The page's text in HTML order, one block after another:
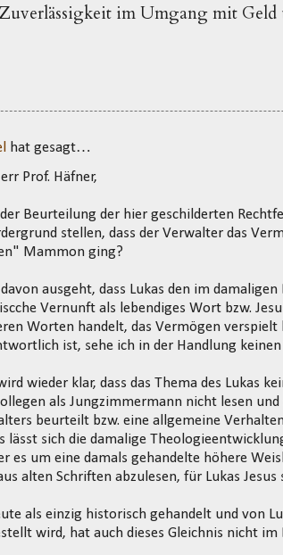
im Umgang mit
hat gesagt…
Prof. Häfner,
Beurteilung der hier geschilderten
stellen, dass der Verwalter das
Mammon ging?
ausgeht, dass Lukas den im
Vernunft als lebendiges Wort bzw.
Worten handelt, das Vermögen
ist, sehe ich in der Handlung
wieder klar, dass das Thema des Lukas
als Jungzimmermann nicht lesen
beurteilt bzw. eine allgemeine
lässt sich die damalige
es um eine damals gehandelte höhere
alten Schriften abzulesen, für Lukas Jesus
als einzig historisch gehandelt und von
wird, hat auch dieses Gleichnis nicht